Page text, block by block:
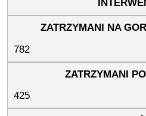
782
425